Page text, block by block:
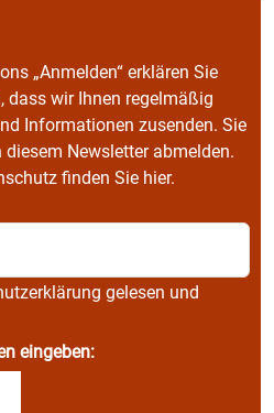
„Anmelden“ erklären Sie
dass wir Ihnen regelmäßig
Informationen zusenden. Sie
Newsletter abmelden.
finden Sie hier.
gelesen und
eingeben: